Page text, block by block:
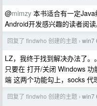
@mimzy 本书适合有一定
Android开发感兴趣的读者阅
回复了 findwho 创建的主题 › win7
LZ，我终于找到解决办法了。
只要在 打开/关闭 Windows
端 这两个功能勾上，socks 代
回复了 findwho 创建的主题 › win7